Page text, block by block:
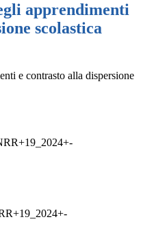
apprendimenti
scolastica
e contrasto alla dispersione